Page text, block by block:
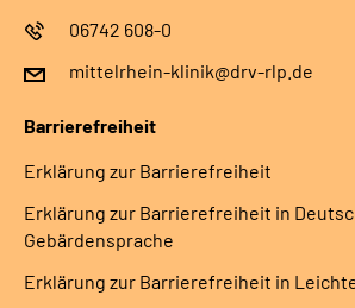
06742 608-0
mittelrhein-klinik@drv-rlp.de
Barrierefreiheit
Erklärung zur Barrierefreiheit
Erklärung zur Barrierefreiheit in
Gebärdensprache
Erklärung zur Barrierefreiheit in